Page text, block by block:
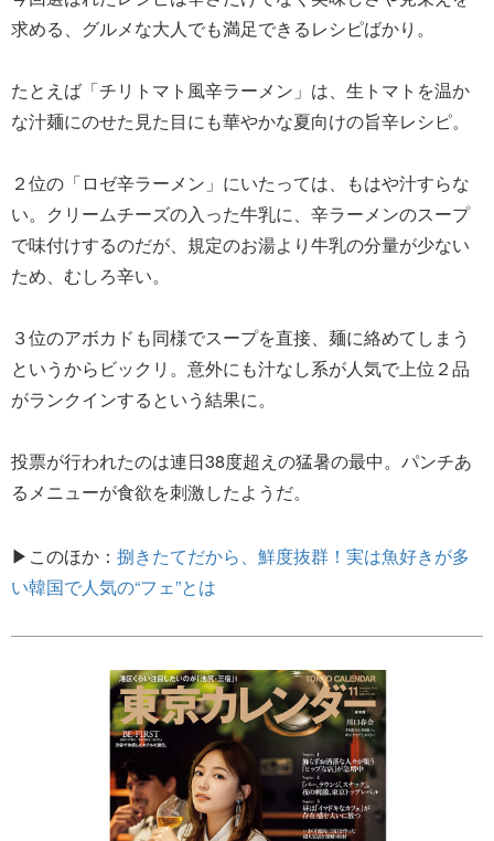
求める、グルメな大人でも満足できるレシピばかり。
たとえば「チリトマト風辛ラーメン」は、生トマトを温か
な汁麺にのせた見た目にも華やかな夏向けの旨辛レシピ。
２位の「ロゼ辛ラーメン」にいたっては、もはや汁すらな
い。クリームチーズの入った牛乳に、辛ラーメンのスープ
で味付けするのだが、規定のお湯より牛乳の分量が少ない
ため、むしろ辛い。
３位のアボカドも同様でスープを直接、麺に絡めてしまう
というからビックリ。意外にも汁なし系が人気で上位２品
がランクインするという結果に。
投票が行われたのは連日38度超えの猛暑の最中。パンチあ
るメニューが食欲を刺激したようだ。
▶このほか： 捌きたてだから、鮮度抜群！実は魚好きが多
い韓国で人気の“フェ”とは